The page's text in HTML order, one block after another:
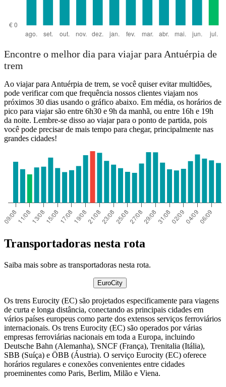
Encontre o melhor dia para viajar para Antuérpia de
trem
Ao viajar para Antuérpia de trem, se você quiser evitar multidões,
pode verificar com que frequência nossos clientes viajam nos
próximos 30 dias usando o gráfico abaixo. Em média, os horários de
pico para viajar são entre 6h30 e 9h da manhã, ou entre 16h e 19h
da noite. Lembre-se disso ao viajar para o ponto de partida, pois
você pode precisar de mais tempo para chegar, principalmente nas
grandes cidades!
Transportadoras nesta rota
Saiba mais sobre as transportadoras nesta rota.
EuroCity
Os trens Eurocity (EC) são projetados especificamente para viagens
de curta e longa distância, conectando as principais cidades em
vários países europeus como parte dos extensos serviços ferroviários
internacionais. Os trens Eurocity (EC) são operados por várias
empresas ferroviárias nacionais em toda a Europa, incluindo
Deutsche Bahn (Alemanha), SNCF (França), Trenitalia (Itália),
SBB (Suíça) e ÖBB (Áustria). O serviço Eurocity (EC) oferece
horários regulares e conexões convenientes entre cidades
proeminentes como Paris, Berlim, Milão e Viena.